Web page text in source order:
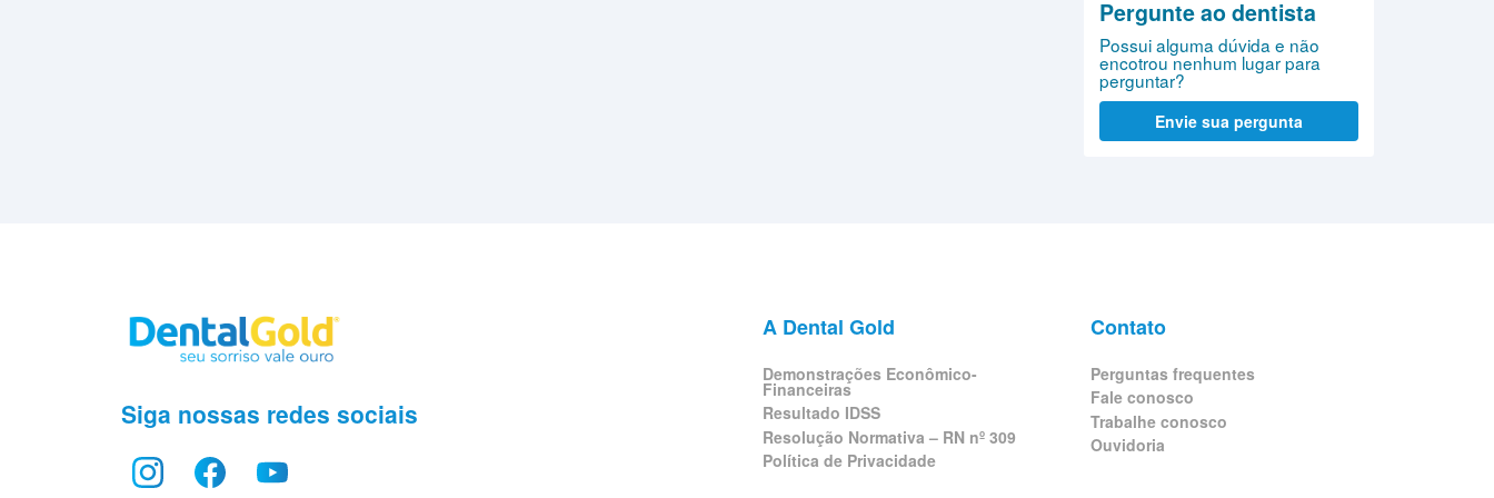
Pergunte ao dentista
Possui alguma dúvida e não
encotrou nenhum lugar para
perguntar?
Envie sua pergunta
Siga nossas redes sociais
A Dental Gold
Demonstrações Econômico-
Financeiras
Resultado IDSS
Resolução Normativa – RN nº 309
Política de Privacidade
Contato
Perguntas frequentes
Fale conosco
Trabalhe conosco
Ouvidoria